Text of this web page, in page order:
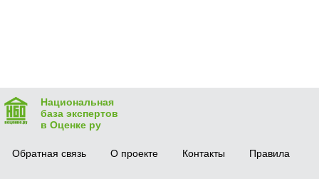
Национальная
база экспертов
в Оценке ру
Обратная связь О проекте Контакты Правила